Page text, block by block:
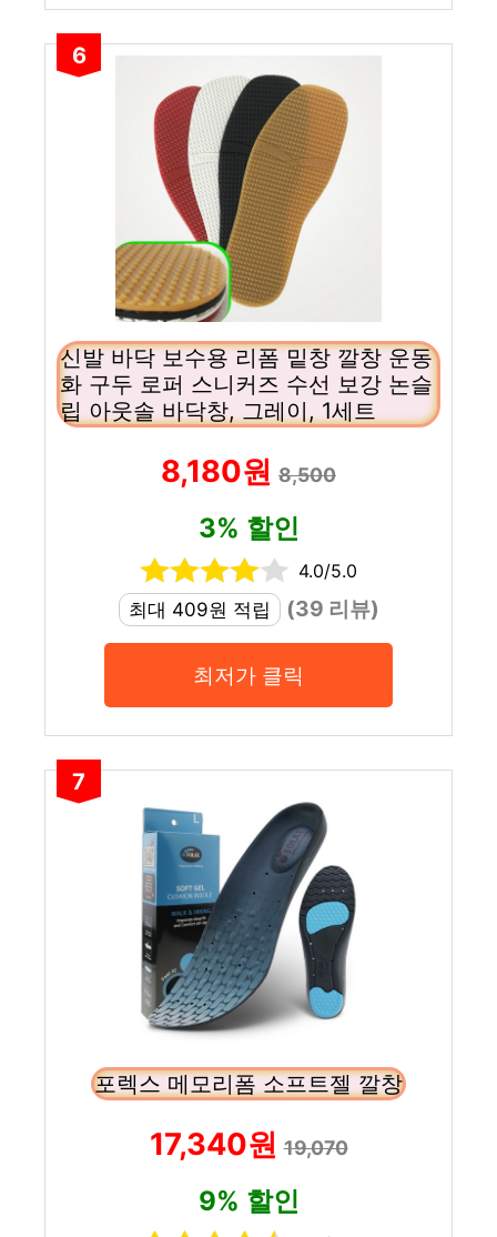
6
신발 바닥 보수용 리폼 밑창 깔창 운동
화 구두 로퍼 스니커즈 수선 보강 논슬
립 아웃솔 바닥창, 그레이, 1세트
8,180원 8,500
3% 할인
4.0/5.0
최대 409원 적립
(39 리뷰)
최저가 클릭
7
포렉스 메모리폼 소프트젤 깔창
17,340원19,070
9% 할인